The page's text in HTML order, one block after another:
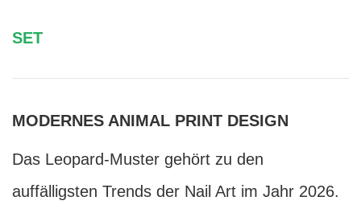
SET
MODERNES ANIMAL PRINT DESIGN
Das Leopard-Muster gehört zu den
auffälligsten Trends der Nail Art im Jahr 2026.